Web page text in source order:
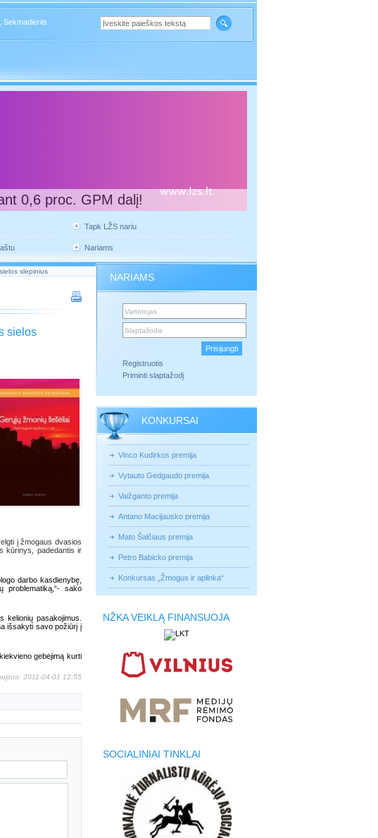
Sekmadienis
0,6 proc. GPM dalį!
Tapk LŽS nariu
Nariams
slėpinius
sielos
į žmogaus dvasios
kūrinys, padedantis ir
darbo kasdienybę,
problematiką,“- sako
kelionių pasakojimus.
išsakyti savo požiūrį į
gebėjimą kurti
2011-04-01 12:55
NARIAMS
Registruotis
Priminti slaptažodį
KONKURSAI
Vinco Kudirkos premija
Vytauto Gedgaudo premija
Vaižganto premija
Antano Macijausko premija
Mato Šalčiaus premija
Petro Babicko premija
Konkursas „Žmogus ir aplinka“
NŽKA VEIKLĄ FINANSUOJA
SOCIALINIAI TINKLAI